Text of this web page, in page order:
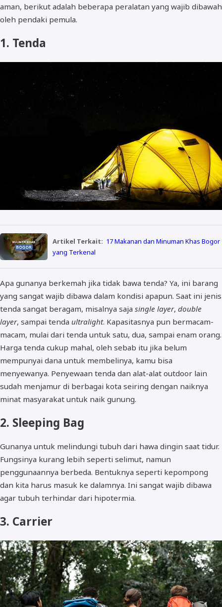
aman, berikut adalah beberapa peralatan yang wajib dibawah
oleh pendaki pemula.
1. Tenda
Artikel Terkait: 17 Makanan dan Minuman Khas Bogor
yang Terkenal
Apa gunanya berkemah jika tidak bawa tenda? Ya, ini barang
yang sangat wajib dibawa dalam kondisi apapun. Saat ini jenis
tenda sangat beragam, misalnya saja single layer, double
layer, sampai tenda ultralight. Kapasitasnya pun bermacam-
macam, mulai dari tenda untuk satu, dua, sampai enam orang.
Harga tenda cukup mahal, oleh sebab itu jika belum
mempunyai dana untuk membelinya, kamu bisa
menyewanya. Penyewaan tenda dan alat-alat outdoor lain
sudah menjamur di berbagai kota seiring dengan naiknya
minat masyarakat untuk naik gunung.
2. Sleeping Bag
Gunanya untuk melindungi tubuh dari hawa dingin saat tidur.
Fungsinya kurang lebih seperti selimut, namun
penggunaannya berbeda. Bentuknya seperti kepompong
dan kita harus masuk ke dalamnya. Ini sangat wajib dibawa
agar tubuh terhindar dari hipotermia.
3. Carrier